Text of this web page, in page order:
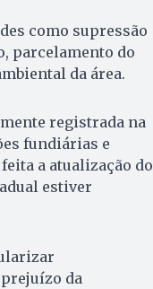
como supressão
parcelamento do
da área.
registrada na
fundiárias e
a atualização do
estiver
da